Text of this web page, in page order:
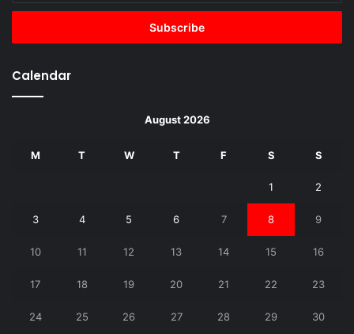
Email
Calendar
August 2026
M T W T F S S
1 2
3 4 5 6 7 8 9
10 11 12 13 14 15 16
17 18 19 20 21 22 23
24 25 26 27 28 29 30